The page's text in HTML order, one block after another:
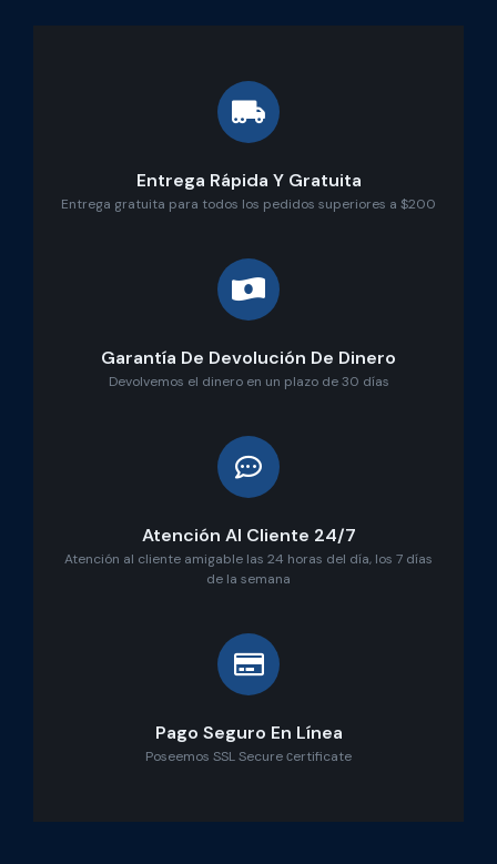
Entrega Rápida Y Gratuita
Entrega gratuita para todos los pedidos superiores a $200
Garantía De Devolución De Dinero
Devolvemos el dinero en un plazo de 30 días
Atención Al Cliente 24/7
Atención al cliente amigable las 24 horas del día, los 7 días
de la semana
Pago Seguro En Línea
Poseemos SSL Secure сertificate